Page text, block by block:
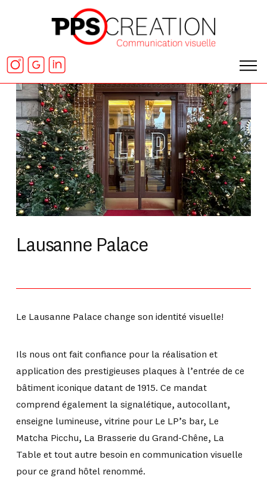
Lausanne Palace
Le Lausanne Palace change son identité visuelle!
Ils nous ont fait confiance pour la réalisation et
application des prestigieuses plaques à l’entrée de ce
bâtiment iconique datant de 1915. Ce mandat
comprend également la signalétique, autocollant,
enseigne lumineuse, vitrine pour Le LP’s bar, Le
Matcha Picchu, La Brasserie du Grand-Chêne, La
Table et tout autre besoin en communication visuelle
pour ce grand hôtel renommé.